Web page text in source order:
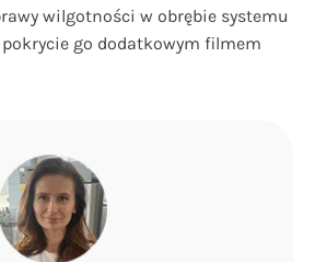
wilgotności w obrębie systemu
go dodatkowym filmem